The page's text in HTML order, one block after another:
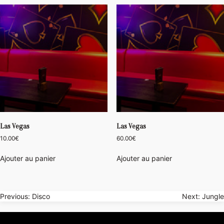
Las Vegas
10.00€
Ajouter au panier
Las Vegas
60.00€
Ajouter au panier
Navigation
de
Previous: Disco Next: Jungle